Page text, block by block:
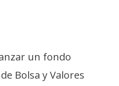
un fondo
Bolsa y Valores